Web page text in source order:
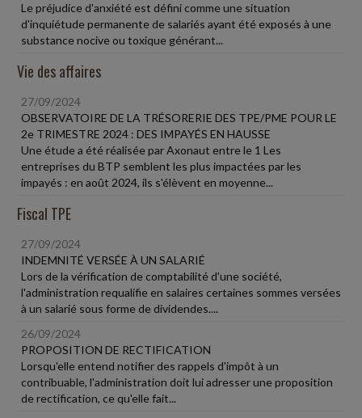
Le préjudice d'anxiété est défini comme une situation
d'inquiétude permanente de salariés ayant été exposés à une
substance nocive ou toxique générant...
Vie des affaires
27/09/2024
OBSERVATOIRE DE LA TRÉSORERIE DES TPE/PME POUR LE
2e TRIMESTRE 2024 : DES IMPAYÉS EN HAUSSE
Une étude a été réalisée par Axonaut entre le 1 Les
entreprises du BTP semblent les plus impactées par les
impayés : en août 2024, ils s'élèvent en moyenne...
Fiscal TPE
27/09/2024
INDEMNITÉ VERSÉE À UN SALARIÉ
Lors de la vérification de comptabilité d'une société,
l'administration requalifie en salaires certaines sommes versées
à un salarié sous forme de dividendes....
26/09/2024
PROPOSITION DE RECTIFICATION
Lorsqu'elle entend notifier des rappels d'impôt à un
contribuable, l'administration doit lui adresser une proposition
de rectification, ce qu'elle fait...